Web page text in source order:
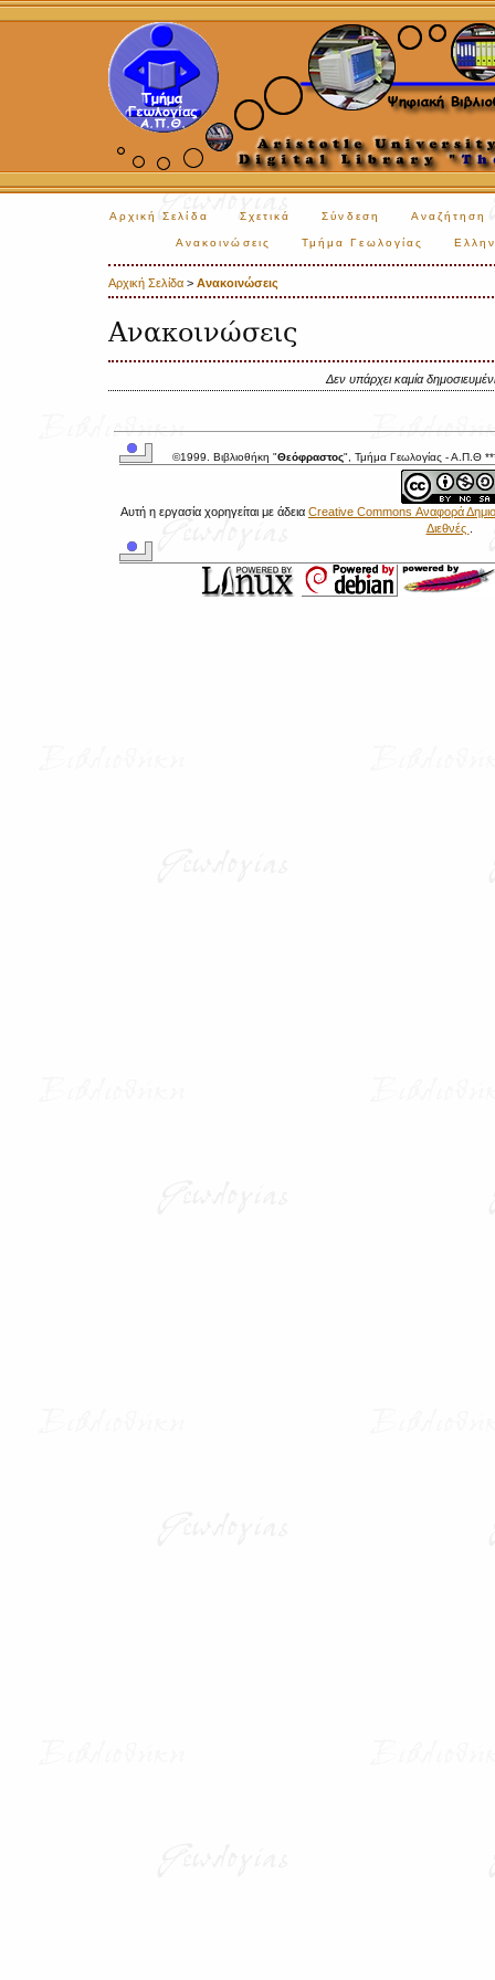
Αρχική Σελίδα Σχετικά Σύνδεση Αναζήτηση
Ανακοινώσεις Τμήμα Γεωλογίας
Αρχική Σελίδα > Ανακοινώσεις
Ανακοινώσεις
Δεν υπάρχει καμία
©1999. Βιβλιοθήκη "Θεόφραστος", Τμήμα Γεωλογίας - Α.Π.Θ
Αυτή η εργασία χορηγείται με άδεια Creative Commons Αναφορά
Διεθνές